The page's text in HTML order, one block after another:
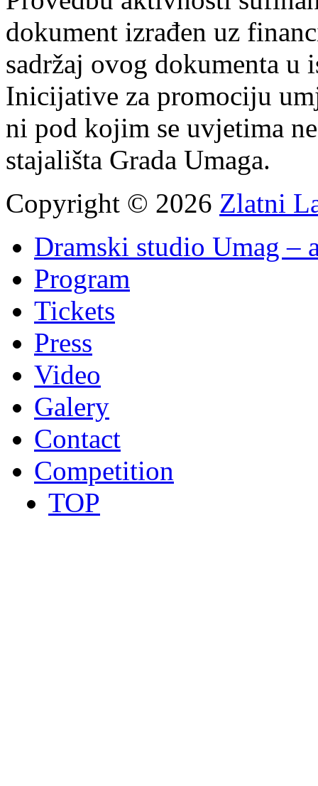
dokument izrađen uz
sadržaj ovog dokumenta
Inicijative za promociju
ni pod kojim se uvjetima
stajališta Grada Umaga.
Copyright © 2026 Zlatni
Dramski studio Umag –
Program
Tickets
Press
Video
Galery
Contact
Competition
TOP